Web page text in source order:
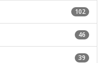
102
46
39